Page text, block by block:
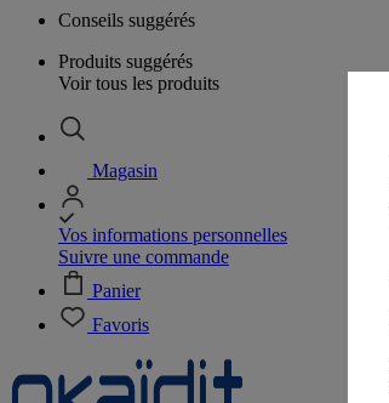
Conseils suggérés
Produits suggérés
Voir tous les produits
Magasin
Vos informations personnelles
Suivre une commande
Panier
Favoris